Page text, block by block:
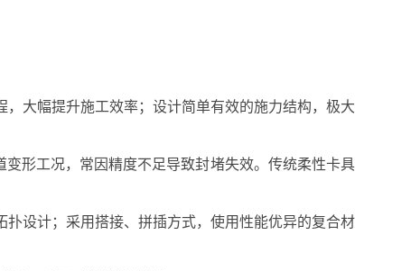
大幅提升施工效率；设计简单有效的施力结构，极大
形工况，常因精度不足导致封堵失效。传统柔性卡具
设计；采用搭接、拼插方式，使用性能优异的复合材